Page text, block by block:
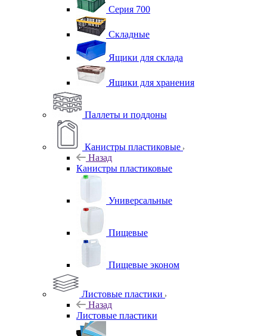
Серия 700
Складные
Ящики для склада
Ящики для хранения
Паллеты и поддоны
Канистры пластиковые
Назад
Канистры пластиковые
Универсальные
Пищевые
Пищевые эконом
Листовые пластики
Назад
Листовые пластики